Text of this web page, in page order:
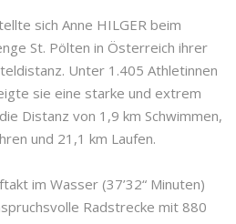
sich Anne HILGER beim
St. Pölten in Österreich ihrer
Unter 1.405 Athletinnen
sie eine starke und extrem
Distanz von 1,9 km Schwimmen,
und 21,1 km Laufen.
im Wasser (37’32“ Minuten)
Radstrecke mit 880